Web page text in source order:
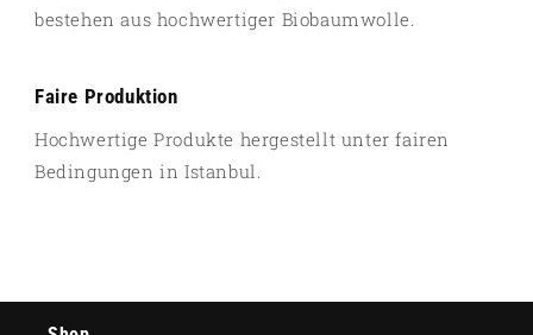
bestehen aus hochwertiger Biobaumwolle.
Faire Produktion
Hochwertige Produkte hergestellt unter fairen
Bedingungen in Istanbul.